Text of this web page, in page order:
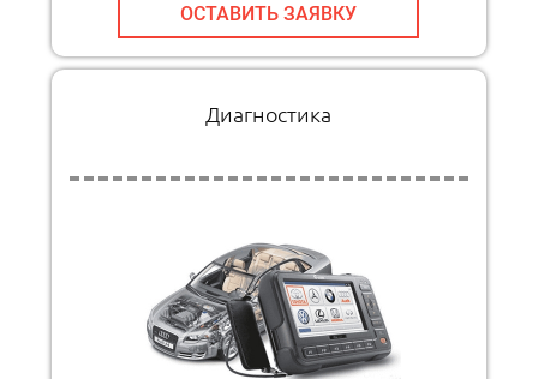
ОСТАВИТЬ ЗАЯВКУ
Диагностика